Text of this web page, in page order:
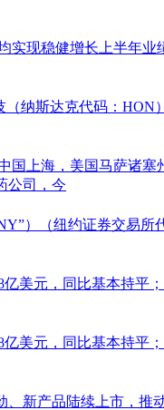
实现稳健增长上半年
纳斯达克代码：
国上海，美国马萨诸塞
公司，今
）（纽约证券交易
亿美元，同比基本持平
亿美元，同比基本持平
、新产品陆续上市，推